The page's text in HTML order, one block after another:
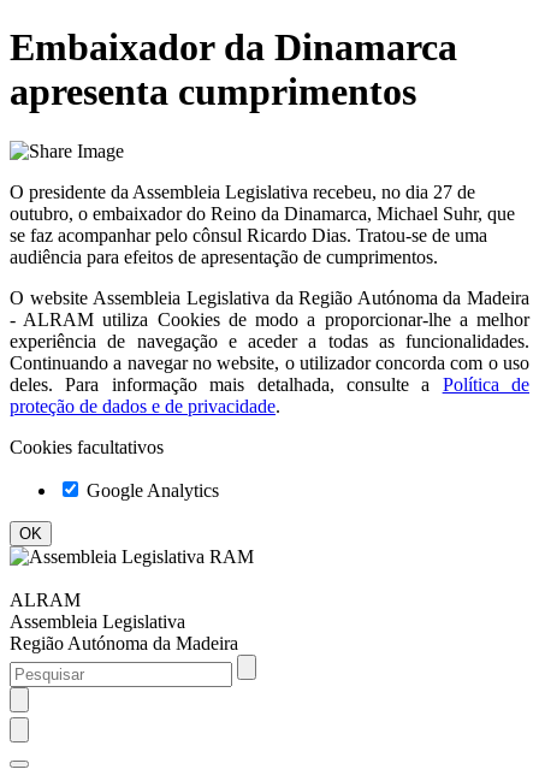
Embaixador da Dinamarca
apresenta cumprimentos
O presidente da Assembleia Legislativa recebeu, no dia 27 de
outubro, o embaixador do Reino da Dinamarca, Michael Suhr, que
se faz acompanhar pelo cônsul Ricardo Dias. Tratou-se de uma
audiência para efeitos de apresentação de cumprimentos.
O website Assembleia Legislativa da Região Autónoma da Madeira
- ALRAM utiliza Cookies de modo a proporcionar-lhe a melhor
experiência de navegação e aceder a todas as funcionalidades.
Continuando a navegar no website, o utilizador concorda com o uso
deles. Para informação mais detalhada, consulte a
Política de
proteção de dados e de privacidade.
Cookies facultativos
Google Analytics
ALRAM
Assembleia Legislativa
Região Autónoma da Madeira